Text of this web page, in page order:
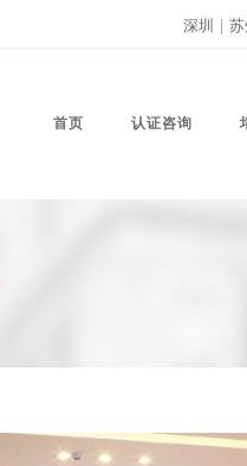
深圳 |
首页 认证咨询